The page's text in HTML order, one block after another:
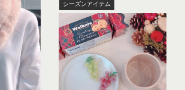
シーズンアイテム